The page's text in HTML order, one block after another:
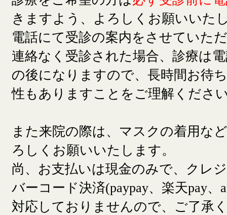
きますよう、よろしくお願いいた
電話にて受診の案内をさせていた
連絡なく受診された場合、診療は
の後になりますので、長時間お待
性もありますことをご理解くださ
また来院の際は、マスクの着用な
ろしくお願いいたします。
尚、お支払いは現金のみで、クレ
バーコード決済(paypay、楽天pay、
対応しておりませんので、ご了承